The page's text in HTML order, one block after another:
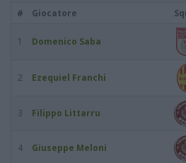
# Giocatore
1 Domenico Saba
2 Ezequiel Franchi
3 Filippo Littarru
4 Giuseppe Meloni